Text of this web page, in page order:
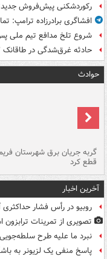
رکوردشکنی پیش‌فروش
افشاگری برادرزاده
شروع تلخ مدافع تیم ملی
حادثه غرق‌شدگی در طاقانک ۲ قربانی گرفت
حوادث
گربه جریان برق شهرستان
قطع کرد
آخرین اخبار
روبیو در رأس فشار حداکثری
تصویری از تمرینات ترابزون
نبرد ما علیه طرح
پاسخ منفی یک لزیونر به